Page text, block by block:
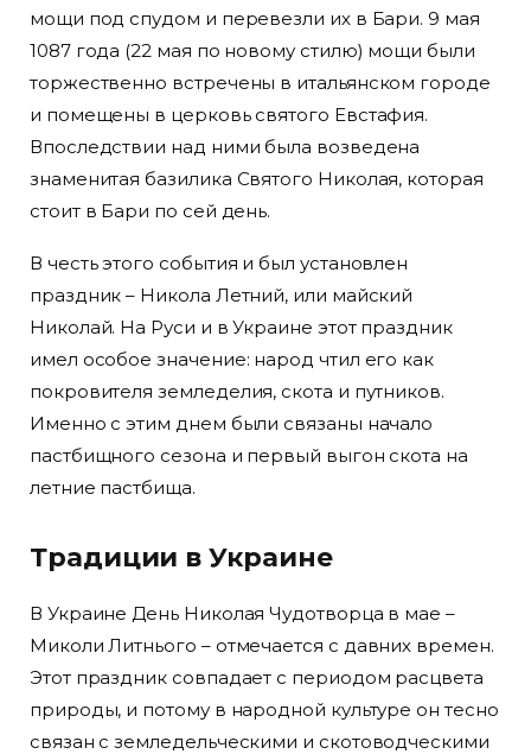
мощи под спудом и перевезли их в Бари. 9 мая
1087 года (22 мая по новому стилю) мощи были
торжественно встречены в итальянском городе
и помещены в церковь святого Евстафия.
Впоследствии над ними была возведена
знаменитая базилика Святого Николая, которая
стоит в Бари по сей день.
В честь этого события и был установлен
праздник – Никола Летний, или майский
Николай. На Руси и в Украине этот праздник
имел особое значение: народ чтил его как
покровителя земледелия, скота и путников.
Именно с этим днем были связаны начало
пастбищного сезона и первый выгон скота на
летние пастбища.
Традиции в Украине
В Украине День Николая Чудотворца в мае –
Миколи Литнього – отмечается с давних времен.
Этот праздник совпадает с периодом расцвета
природы, и потому в народной культуре он тесно
связан с земледельческими и скотоводческими